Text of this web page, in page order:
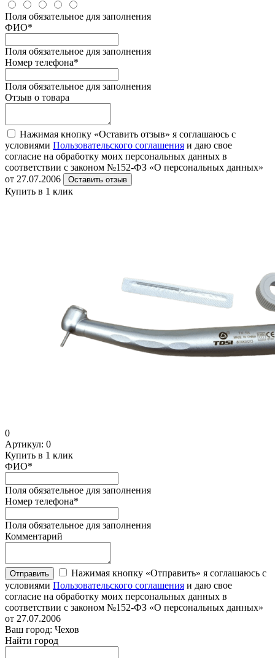
Поля обязательное для заполнения
ФИО*
Поля обязательное для заполнения
Номер телефона*
Поля обязательное для заполнения
Отзыв о товара
Нажимая кнопку «Оставить отзыв» я соглашаюсь с
условиями Пользовательского соглашения и даю свое
согласие на обработку моих персональных данных в
соответствии с законом №152-ФЗ «О персональных данных»
от 27.07.2006
Оставить отзыв
Купить в 1 клик
0
Артикул: 0
Купить в 1 клик
ФИО*
Поля обязательное для заполнения
Номер телефона*
Поля обязательное для заполнения
Комментарий
Отправить
Нажимая кнопку «Отправить» я соглашаюсь с
условиями Пользовательского соглашения и даю свое
согласие на обработку моих персональных данных в
соответствии с законом №152-ФЗ «О персональных данных»
от 27.07.2006
Ваш город: Чехов
Найти город